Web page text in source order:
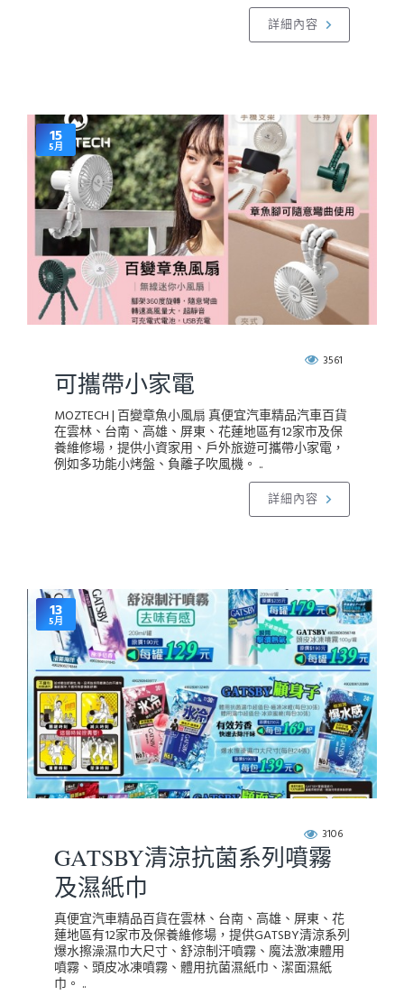
詳細內容
15
5月
3561
可攜帶小家電
MOZTECH | 百變章魚小風扇 真便宜汽車精品汽車百貨
在雲林、台南、高雄、屏東、花蓮地區有12家市及保
養維修場，提供小資家用、戶外旅遊可攜帶小家電，
例如多功能小烤盤、負離子吹風機。 ..
詳細內容
13
5月
3106
GATSBY清涼抗菌系列噴霧
及濕紙巾
真便宜汽車精品百貨在雲林、台南、高雄、屏東、花
蓮地區有12家市及保養維修場，提供GATSBY清涼系列
爆水擦澡濕巾大尺寸、舒涼制汗噴霧、魔法激凍體用
噴霧、頭皮冰凍噴霧、體用抗菌濕紙巾、潔面濕紙
巾。 ..